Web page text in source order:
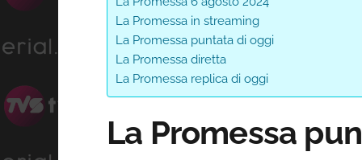
La Promessa in streaming
La Promessa puntata di oggi
La Promessa diretta
La Promessa replica di oggi
La Promessa